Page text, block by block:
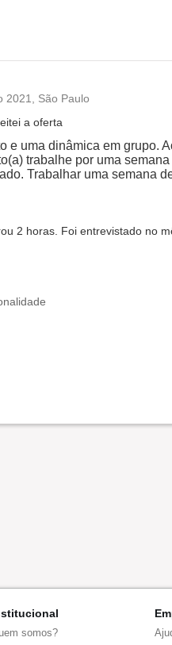
2021, São Paulo
a oferta
e uma dinâmica em grupo.
trabalhe por uma
Trabalhar uma semana
2 horas. Foi entrevistado no
somos?